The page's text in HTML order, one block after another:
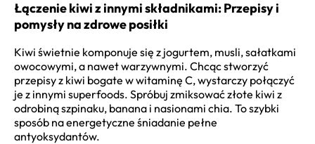
Łączenie kiwi z innymi składnikami: Przepisy i
pomysły na zdrowe posiłki
Kiwi świetnie komponuje się z jogurtem, musli, sałatkami
owocowymi, a nawet warzywnymi. Chcąc stworzyć
przepisy z kiwi bogate w witaminę C, wystarczy połączyć
je z innymi superfoods. Spróbuj zmiksować złote kiwi z
odrobiną szpinaku, banana i nasionami chia. To szybki
sposób na energetyczne śniadanie pełne
antyoksydantów.